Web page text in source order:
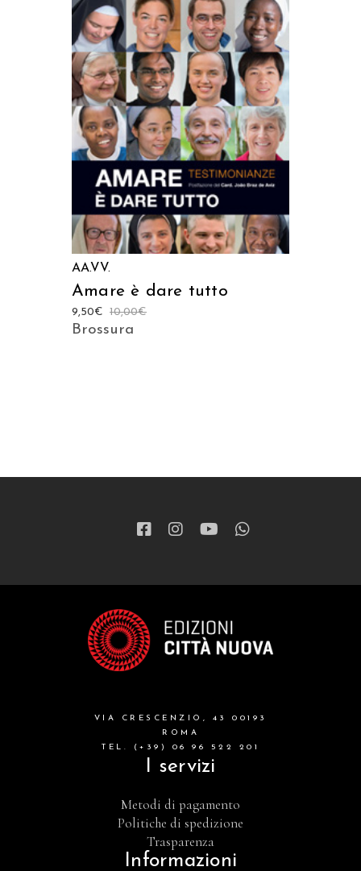
AGGIUNGI AL CARRELLO
AA.VV.
Amare è dare tutto
10,00€
9,50€
Brossura
VIA CRESCENZIO, 43 00193
ROMA
TEL. (+39) 06 96 522 201
I servizi
Metodi di pagamento
Politiche di spedizione
Trasparenza
Informazioni